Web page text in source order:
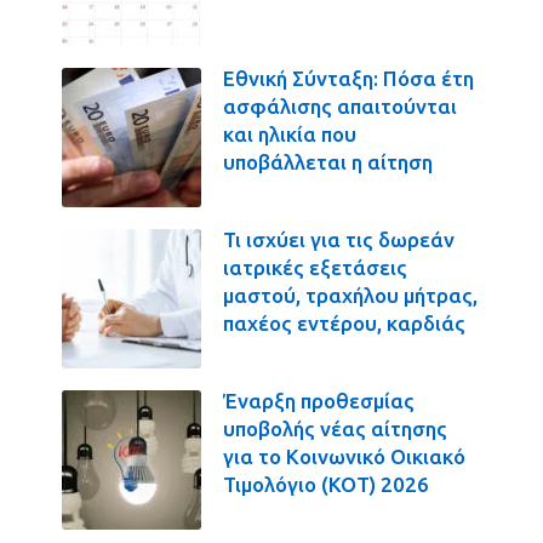
Εθνική Σύνταξη: Πόσα έτη
ασφάλισης απαιτούνται
και ηλικία που
υποβάλλεται η αίτηση
Τι ισχύει για τις δωρεάν
ιατρικές εξετάσεις
μαστού, τραχήλου μήτρας,
παχέος εντέρου, καρδιάς
Έναρξη προθεσμίας
υποβολής νέας αίτησης
για το Κοινωνικό Οικιακό
Τιμολόγιο (ΚΟΤ) 2026